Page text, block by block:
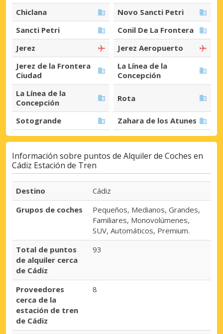
Chiclana
Novo Sancti Petri
Sancti Petri
Conil De La Frontera
Jerez
Jerez Aeropuerto
Jerez de la Frontera
Ciudad
La Línea de la
Concepción
La Línea de la
Concepción
Rota
Sotogrande Zahara de los Atunes
Información sobre puntos de Alquiler de Coches en
Cádiz Estación de Tren
Destino
Cádiz
Grupos de coches
Pequeños, Medianos, Grandes,
Familiares, Monovolúmenes,
SUV, Automáticos, Premium.
Total de puntos
de alquiler cerca
de Cádiz
93
Proveedores
cerca de la
estación de tren
de Cádiz
8